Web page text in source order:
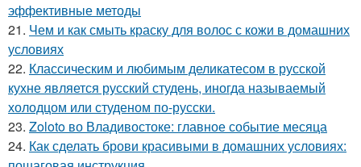
эффективные методы
21. Чем и как смыть краску для волос с кожи в домашних
условиях
22. Классическим и любимым деликатесом в русской
кухне является русский студень, иногда называемый
холодцом или студеном по-русски.
23. Zoloto во Владивостоке: главное событие месяца
24. Как сделать брови красивыми в домашних условиях: